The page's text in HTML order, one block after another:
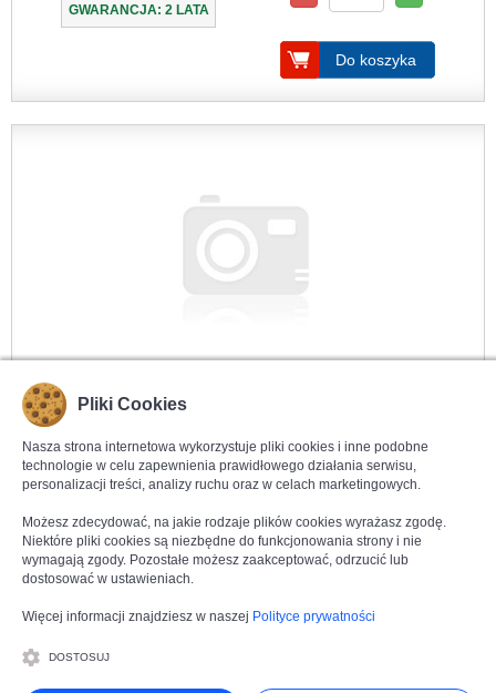
GWARANCJA: 2 LATA
Do koszyka
OSPEL SONATA
MMCBiały Mat
Seria produktowa:
Ospel Sonata
Ospel
Symbol produktu:GPK-2R/K/m/75
Kolor produktu:Biały Mat
Kod EAN: 5906729024219
Dostępność:Można zamawiać
Pliki Cookies
Nasza strona internetowa wykorzystuje pliki cookies i inne podobne
technologie w celu zapewnienia prawidłowego działania serwisu,
personalizacji treści, analizy ruchu oraz w celach marketingowych.
Możesz zdecydować, na jakie rodzaje plików cookies wyrażasz zgodę.
Niektóre pliki cookies są niezbędne do funkcjonowania strony i nie
wymagają zgody. Pozostałe możesz zaakceptować, odrzucić lub
dostosować w ustawieniach.
Więcej informacji znajdziesz w naszej Polityce prywatności
DOSTOSUJ